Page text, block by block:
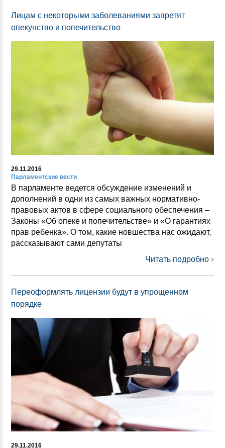
Лицам с некоторыми заболеваниями запретят
опекунство и попечительство
29.11.2016
Парламентские вести
В парламенте ведется обсуждение изменений и
дополнений в одни из самых важных нормативно-
правовых актов в сфере социального обеспечения –
Законы «Об опеке и попечительстве» и «О гарантиях
прав ребенка». О том, какие новшества нас ожидают,
рассказывают сами депутаты
Читать подробно
Переоформлять лицензии будут в упрощенном
порядке
29.11.2016